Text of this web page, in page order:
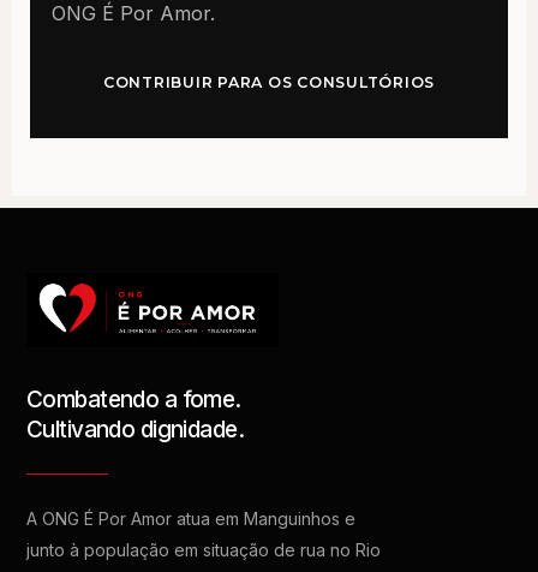
ONG É Por Amor.
CONTRIBUIR PARA OS CONSULTÓRIOS
Combatendo a fome.
Cultivando dignidade.
A ONG É Por Amor atua em Manguinhos e
junto à população em situação de rua no Rio